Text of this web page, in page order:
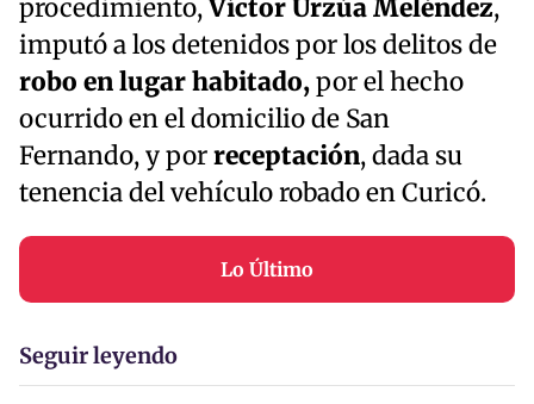
procedimiento,Víctor Urzúa Meléndez,
imputó a los detenidos por los delitos de
robo en lugar habitado,por el hecho
ocurrido en el domicilio de San
Fernando, y porreceptación, dada su
tenencia del vehículo robado en Curicó.
Lo Último
Seguir leyendo